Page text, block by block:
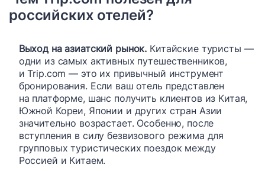
российских отелей?
Выход на азиатский рынок. Китайские туристы —
одни из самых активных путешественников,
и Trip.com — это их привычный инструмент
бронирования. Если ваш отель представлен
на платформе, шанс получить клиентов из Китая,
Южной Кореи, Японии и других стран Азии
значительно возрастает. Особенно, после
вступления в силу безвизового режима для
групповых туристических поездок между
Россией и Китаем.